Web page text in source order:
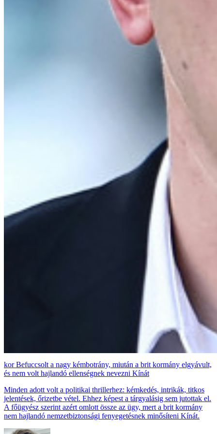
Befuccsolt a nagy kémbotrány, miután a brit kormány elgyávult,
és nem volt hajlandó ellenségnek nevezni Kínát
Minden adott volt a politikai thrillerhez: kémkedés, intrikák, titkos
jelentések, őrizetbe vétel. Ehhez képest a tárgyalásig sem jutottak el.
A főügyész szerint azért omlott össze az ügy, mert a brit kormány
nem hajlandó nemzetbiztonsági fenyegetésnek minősíteni Kínát.